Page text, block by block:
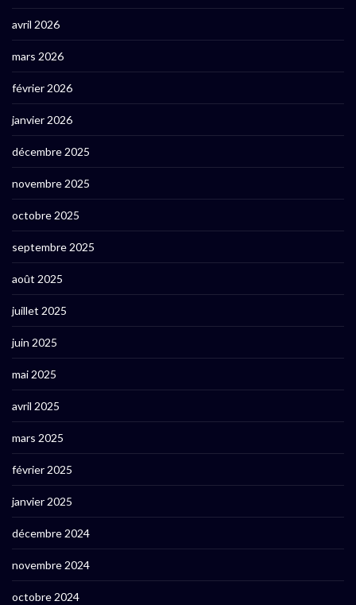
avril 2026
mars 2026
février 2026
janvier 2026
décembre 2025
novembre 2025
octobre 2025
septembre 2025
août 2025
juillet 2025
juin 2025
mai 2025
avril 2025
mars 2025
février 2025
janvier 2025
décembre 2024
novembre 2024
octobre 2024